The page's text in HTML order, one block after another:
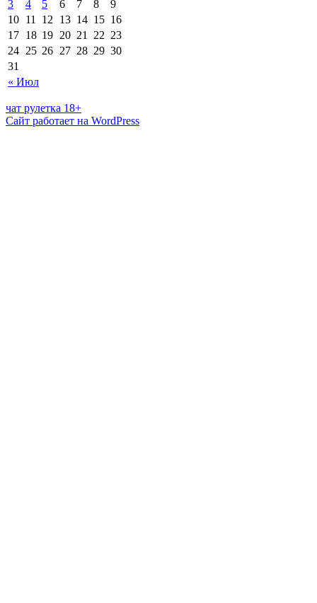
« Июл
3 4 5 6 7 8
9
10 11 12 13 14 15 16
17 18 19 20 21 22 23
24 25 26 27 28 29 30
31
чат рулетка 18+
Сайт работает на WordPress